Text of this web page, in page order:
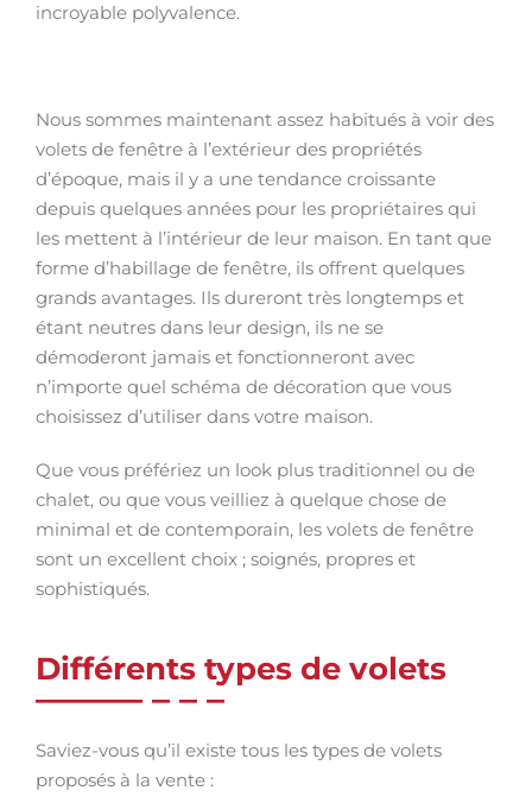
incroyable polyvalence.
Nous sommes maintenant assez habitués à voir des
volets de fenêtre à l’extérieur des propriétés
d’époque, mais il y a une tendance croissante
depuis quelques années pour les propriétaires qui
les mettent à l’intérieur de leur maison. En tant que
forme d’habillage de fenêtre, ils offrent quelques
grands avantages. Ils dureront très longtemps et
étant neutres dans leur design, ils ne se
démoderont jamais et fonctionneront avec
n’importe quel schéma de décoration que vous
choisissez d’utiliser dans votre maison.
Que vous préfériez un look plus traditionnel ou de
chalet, ou que vous veilliez à quelque chose de
minimal et de contemporain, les volets de fenêtre
sont un excellent choix ; soignés, propres et
sophistiqués.
Différents types de volets
Saviez-vous qu’il existe tous les types de volets
proposés à la vente :